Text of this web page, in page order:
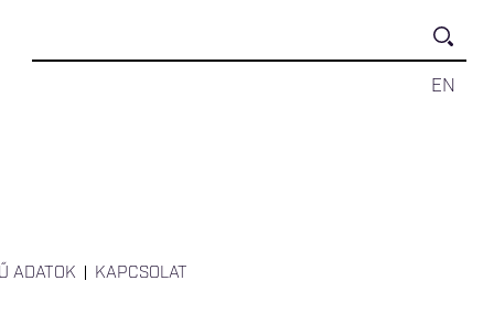
EN
ADATOK KAPCSOLAT